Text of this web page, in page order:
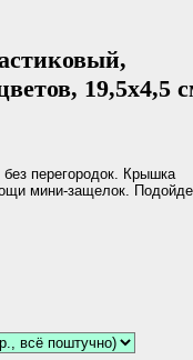
19,5х4,5
перегородок. Крышка
мини-защелок.